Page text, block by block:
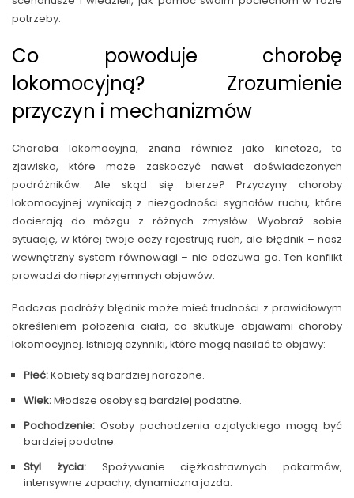
potrzeby.
Co powoduje chorobę
lokomocyjną? Zrozumienie
przyczyn i mechanizmów
Choroba lokomocyjna, znana również jako kinetoza, to
zjawisko, które może zaskoczyć nawet doświadczonych
podróżników. Ale skąd się bierze? Przyczyny choroby
lokomocyjnej wynikają z niezgodności sygnałów ruchu, które
docierają do mózgu z różnych zmysłów. Wyobraź sobie
sytuację, w której twoje oczy rejestrują ruch, ale błędnik – nasz
wewnętrzny system równowagi – nie odczuwa go. Ten konflikt
prowadzi do nieprzyjemnych objawów.
Podczas podróży błędnik może mieć trudności z prawidłowym
określeniem położenia ciała, co skutkuje objawami choroby
lokomocyjnej. Istnieją czynniki, które mogą nasilać te objawy:
Płeć:Kobiety są bardziej narażone.
Wiek:Młodsze osoby są bardziej podatne.
Pochodzenie: Osoby pochodzenia azjatyckiego mogą być
bardziej podatne.
Styl życia:Spożywanie ciężkostrawnych pokarmów,
intensywne zapachy, dynamiczna jazda.